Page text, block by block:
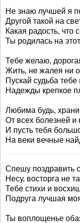
Не знаю лучшей я
Другой такой на
Какая радость, что
Ты родилась на
Тебе желаю,
Жить, не жалея ни
Пускай судьба тебе
Надежды крепкое
Любима будь,
От всех болезней и
И пусть тебя
На веки вечные
Спешу поздравить
Несу, восторга не
Тебе стихи и
Подруга лучшая
Ты воплощенье